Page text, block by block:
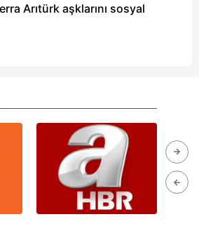
Arıtürk aşklarını sosyal